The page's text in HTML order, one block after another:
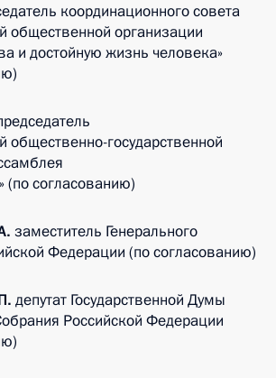
координационного совета
общественной организации
и достойную жизнь человека»
общественно-государственной
(по согласованию)
заместитель Генерального
Федерации (по согласованию)
депутат Государственной Думы
Российской Федерации